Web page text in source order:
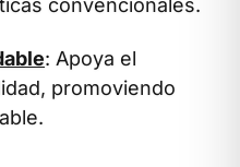
: Apoya el
promoviendo